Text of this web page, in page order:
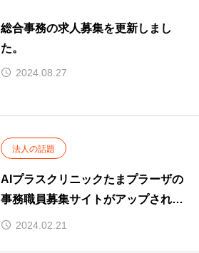
総合事務の求人募集を更新しまし
た。
2024.08.27
法人の話題
AIプラスクリニックたまプラーザの
事務職員募集サイトがアップされま
した。2024.02.21